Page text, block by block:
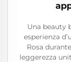
Una beauty
esperienza
Rosa
leggerezza